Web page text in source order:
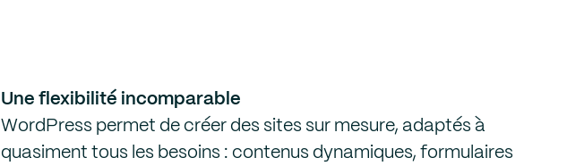
Une flexibilité incomparable
WordPress permet de créer des sites sur mesure, adaptés à
quasiment tous les besoins : contenus dynamiques, formulaires